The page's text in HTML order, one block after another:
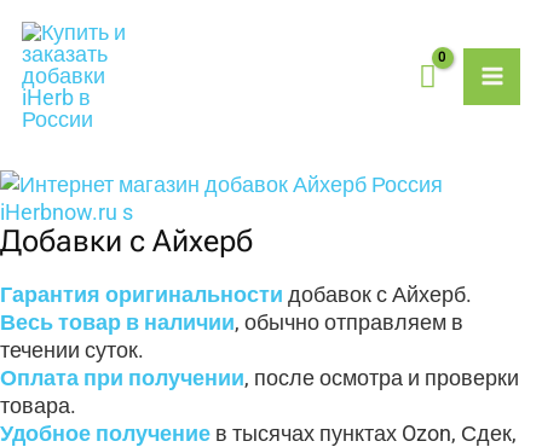
содержимому
Добавки с Айхерб
Гарантия оригинальности добавок с Айхерб.
Весь товар в наличии, обычно отправляем в
течении суток.
Оплата при получении, после осмотра и проверки
товара.
Удобное получение в тысячах пунктах Ozon, Сдек,